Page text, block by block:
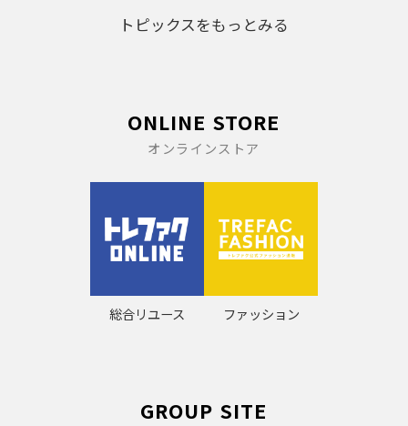
トピックスをもっとみる
ONLINE STORE
オンラインストア
総合リユース ファッション
GROUP SITE